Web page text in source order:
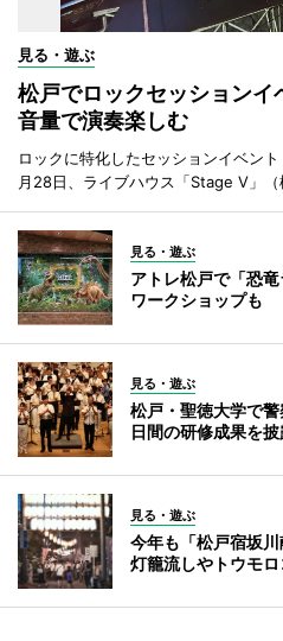
見る・遊ぶ
松戸でロックセッション
音量で演奏楽しむ
ロックに特化したセッションイベン
月28日、ライブハウス「Stage V」（
見る・遊ぶ
アトレ松戸で「恐
ワークショップも
見る・遊ぶ
松戸・聖徳大学で
日間の研修成果を披
見る・遊ぶ
今年も「松戸宿坂
灯籠流しやトウモ